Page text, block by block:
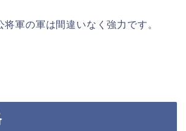
軍の軍は間違いなく強力です。